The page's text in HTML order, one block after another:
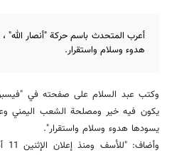
أعرب المتحدث باسم حركة "أنصار
هدوء وسلام واستقرار.
وكتب عبد السلام على صفحته في
يكون فيه خير ومصلحة الشعب اليمني
يسودها هدوء وسلام واستقرار".